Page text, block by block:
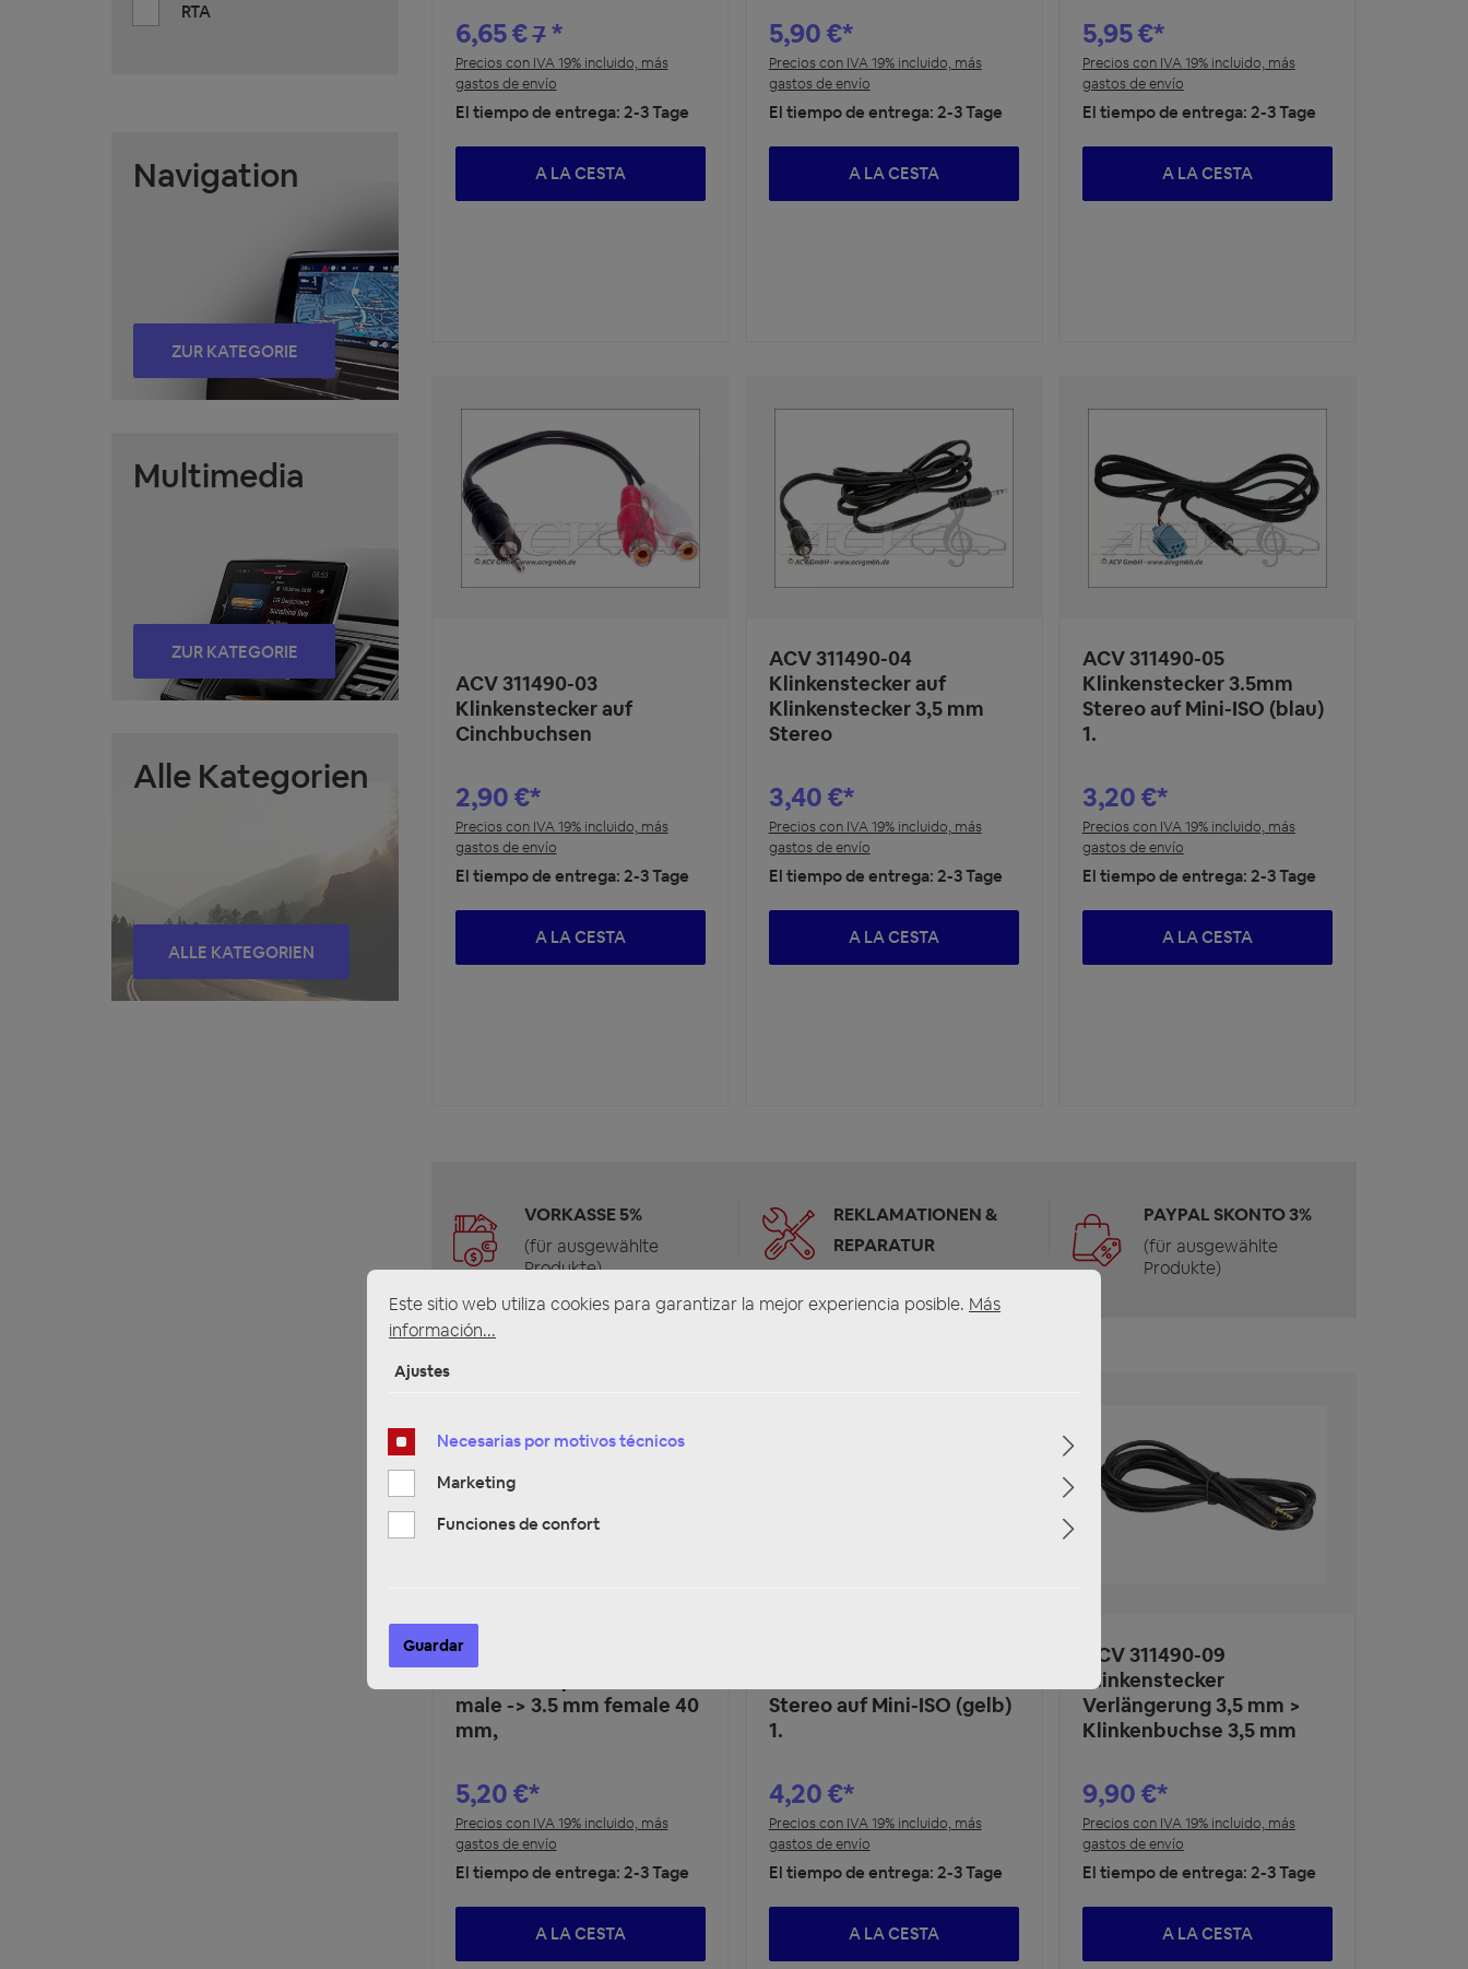
RTA
Navigation
ZUR KATEGORIE
Multimedia
ZUR KATEGORIE
Alle Kategorien
ALLE KATEGORIEN
6,65 €7*
Precios con IVA 19% incluido, más
gastos de envío
El tiempo de entrega: 2-3 Tage
A LA CESTA
5,90 €*
Precios con IVA 19% incluido, más
gastos de envío
El tiempo de entrega: 2-3 Tage
A LA CESTA
5,95 €*
Precios con IVA 19% incluido, más
gastos de envío
El tiempo de entrega: 2-3 Tage
A LA CESTA
ACV 311490-03
Klinkenstecker auf
Cinchbuchsen
2,90 €*
Precios con IVA 19% incluido, más
gastos de envío
El tiempo de entrega: 2-3 Tage
A LA CESTA
ACV 311490-04
Klinkenstecker auf
Klinkenstecker 3,5 mm
Stereo
3,40 €*
Precios con IVA 19% incluido, más
gastos de envío
El tiempo de entrega: 2-3 Tage
A LA CESTA
ACV 311490-05
Klinkenstecker 3.5mm
Stereo auf Mini-ISO (blau)
1.
3,20 €*
Precios con IVA 19% incluido, más
gastos de envío
El tiempo de entrega: 2-3 Tage
A LA CESTA
VORKASSE 5%
(für ausgewählte
Produkte)
REKLAMATIONEN &
REPARATUR
PAYPAL SKONTO 3%
(für ausgewählte
Produkte)
ACV 311490-07
male -> 3.5 mm female 40
mm,
5,20 €*
Precios con IVA 19% incluido, más
gastos de envío
El tiempo de entrega: 2-3 Tage
A LA CESTA
Stereo auf Mini-ISO (gelb)
1.
4,20 €*
Precios con IVA 19% incluido, más
gastos de envío
El tiempo de entrega: 2-3 Tage
A LA CESTA
ACV 311490-09
Klinkenstecker
Verlängerung 3,5 mm >
Klinkenbuchse 3,5 mm
9,90 €*
Precios con IVA 19% incluido, más
gastos de envío
El tiempo de entrega: 2-3 Tage
A LA CESTA
Este sitio web utiliza cookies para garantizar la mejor experiencia posible. Más
información...
Ajustes
Necesarias por motivos técnicos
Marketing
Funciones de confort
Guardar